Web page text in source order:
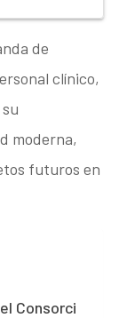
de
clínico,
moderna,
futuros en
Consorci